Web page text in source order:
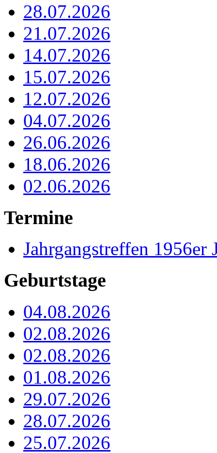
28.07.2026
21.07.2026
14.07.2026
15.07.2026
12.07.2026
04.07.2026
26.06.2026
18.06.2026
02.06.2026
Termine
Jahrgangstreffen 1956er
Geburtstage
04.08.2026
02.08.2026
02.08.2026
01.08.2026
29.07.2026
28.07.2026
25.07.2026